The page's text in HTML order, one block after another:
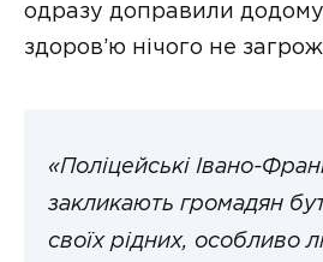
одразу доправили
здоров’ю нічого не
«Поліцейські Івано-
закликають громадян
своїх рідних, особливо